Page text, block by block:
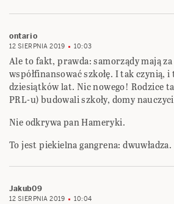
ontario
12 SIERPNIA 2019 10:03
Ale to fakt, prawda: samorządy mają za
współfinansować szkołę. I tak czynią,
dziesiątków lat. Nic nowego! Rodzice
PRL-u) budowali szkoły, domy
Nie odkrywa pan Hameryki.
To jest piekielna gangrena: dwuwładza.
Jakub09
12 SIERPNIA 2019 10:04